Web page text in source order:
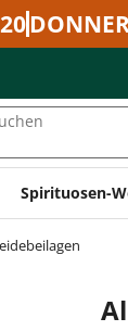
Spirituosen-